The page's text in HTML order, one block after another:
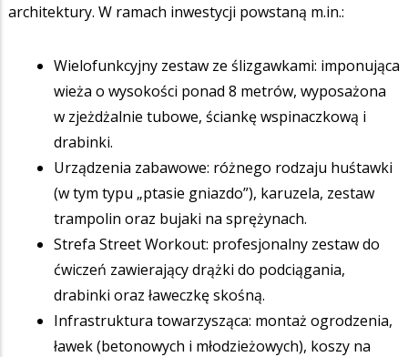
architektury. W ramach inwestycji powstaną m.in.:
Wielofunkcyjny zestaw ze ślizgawkami: imponująca
wieża o wysokości ponad 8 metrów, wyposażona
w zjeżdżalnie tubowe, ściankę wspinaczkową i
drabinki.
Urządzenia zabawowe: różnego rodzaju huśtawki
(w tym typu „ptasie gniazdo”), karuzela, zestaw
trampolin oraz bujaki na sprężynach.
Strefa Street Workout: profesjonalny zestaw do
ćwiczeń zawierający drążki do podciągania,
drabinki oraz ławeczkę skośną.
Infrastruktura towarzysząca: montaż ogrodzenia,
ławek (betonowych i młodzieżowych), koszy na